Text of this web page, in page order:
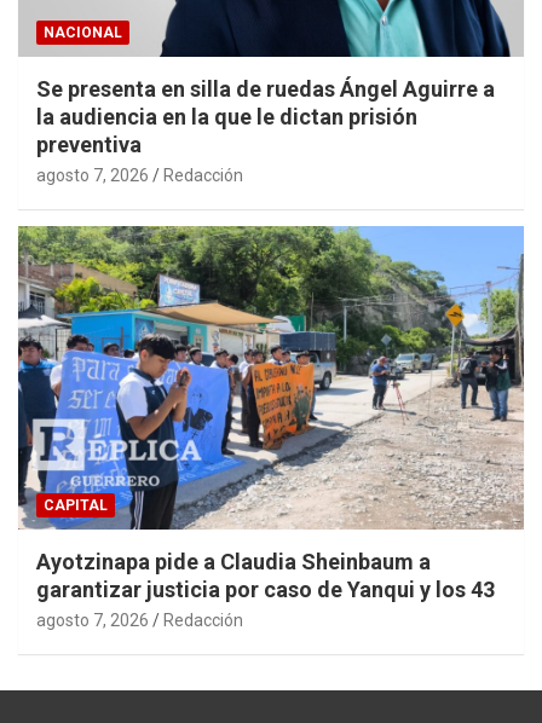
NACIONAL
Se presenta en silla de ruedas Ángel Aguirre a
la audiencia en la que le dictan prisión
preventiva
agosto 7, 2026 Redacción
CAPITAL
Ayotzinapa pide a Claudia Sheinbaum a
garantizar justicia por caso de Yanqui y los 43
agosto 7, 2026 Redacción